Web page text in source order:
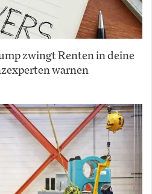
zwingt Renten in deine
warnen